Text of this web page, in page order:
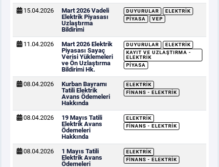
15.04.2026
Mart 2026 Vadeli
Elektrik Piyasası
Uzlaştırma
Bildirimi
DUYURULAR
ELEKTRIK
PIYASA
VEP
11.04.2026
Mart 2026 Elektrik
Piyasası Sayaç
Verisi Yüklemeleri
ve Ön Uzlaştırma
Bildirimi Hk.
DUYURULAR
ELEKTRIK
KAYIT VE UZLAŞTIRMA -
ELEKTRIK
PIYASA
08.04.2026
Kurban Bayramı
Tatili Elektrik
Avans Ödemeleri
Hakkında
ELEKTRIK
FINANS - ELEKTRIK
08.04.2026
19 Mayıs Tatili
Elektrik Avans
Ödemeleri
Hakkında
ELEKTRIK
FINANS - ELEKTRIK
08.04.2026
1 Mayıs Tatili
Elektrik Avans
Ödemeleri
ELEKTRIK
FINANS - ELEKTRIK